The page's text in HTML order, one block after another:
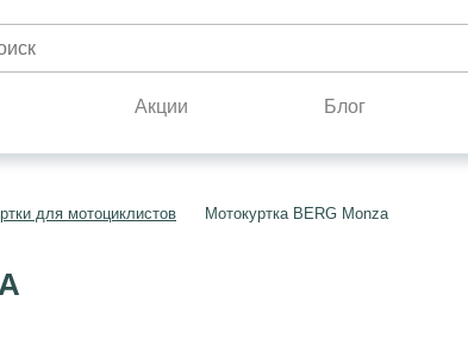
Акции Блог
для мотоциклистов Мотокуртка BERG Monza